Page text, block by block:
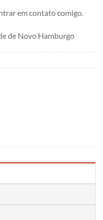
em contato comigo.
de Novo Hamburgo